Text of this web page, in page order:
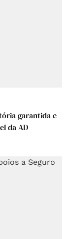
garantida e
da AD